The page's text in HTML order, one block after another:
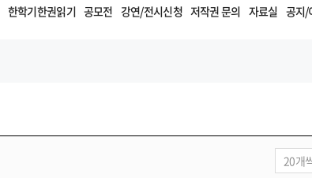
한학기한권읽기 공모전 강연/전시신청 저작권 문의 자료실 공지/